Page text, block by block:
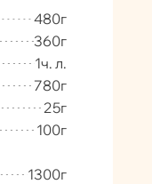
480г
360г
1ч. л.
780г
25г
100г
1300г